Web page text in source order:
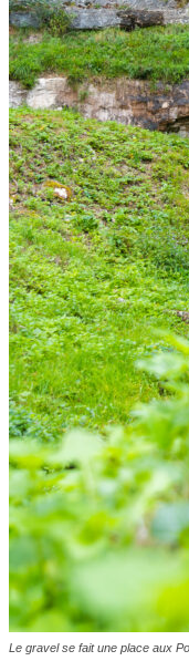
Le gravel se fait une place aux